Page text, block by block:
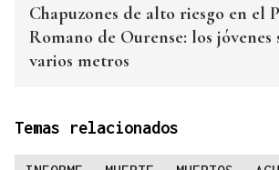
Chapuzones de alto riesgo en el
Romano de Ourense: los jóvenes
varios metros
Temas relacionados